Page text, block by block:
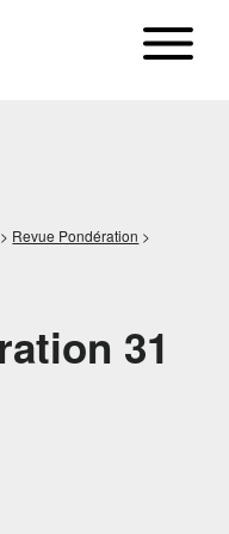
> Revue Pondération >
31